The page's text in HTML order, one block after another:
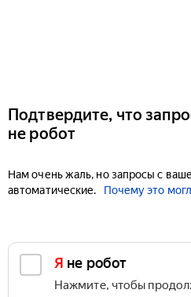
Подтвердите, что
не робот
Нам очень жаль, но запросы с
автоматические.
Почему это
Я не робот
Нажмите, чтобы